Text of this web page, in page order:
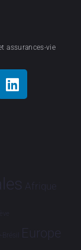
assurances-vie
Afrique
Europe